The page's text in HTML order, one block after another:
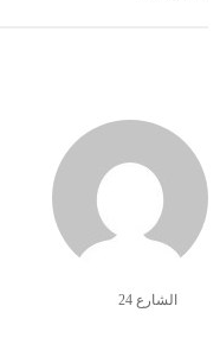
الشارع 24